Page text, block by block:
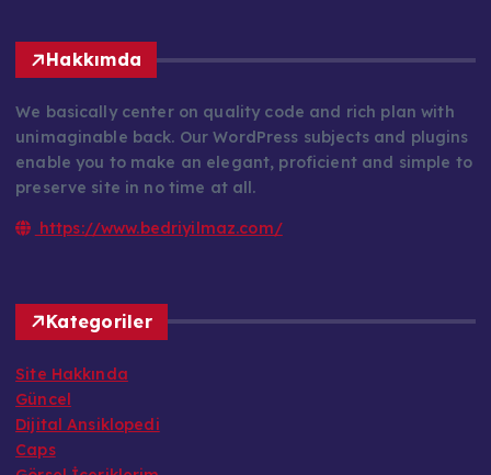
Hakkımda
We basically center on quality code and rich plan with
unimaginable back. Our WordPress subjects and plugins
enable you to make an elegant, proficient and simple to
preserve site in no time at all.
https://www.bedriyilmaz.com/
Kategoriler
Site Hakkında
Güncel
Dijital Ansiklopedi
Caps